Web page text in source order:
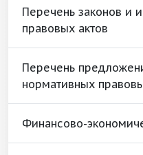
Перечень законов и
правовых актов
Перечень
нормативных
Финансово-